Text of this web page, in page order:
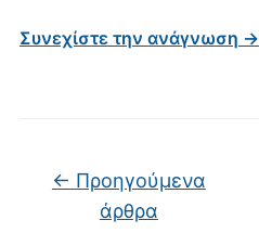
Συνεχίστε την ανάγνωση →
Πλοήγηση άρθρων
← Προηγούμενα
άρθρα